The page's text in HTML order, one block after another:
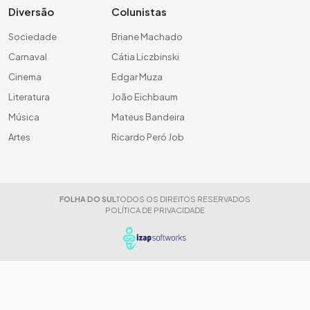
Diversão
Sociedade
Carnaval
Cinema
Literatura
Música
Artes
Colunistas
Briane Machado
Cátia Liczbinski
Edgar Muza
João Eichbaum
Mateus Bandeira
Ricardo Peró Job
FOLHA DO SUL TODOS OS DIREITOS RESERVADOS
POLÍTICA DE PRIVACIDADE